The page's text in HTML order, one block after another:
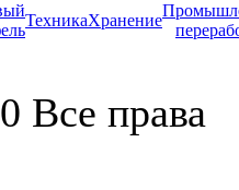
ТехникаХранение
Все права